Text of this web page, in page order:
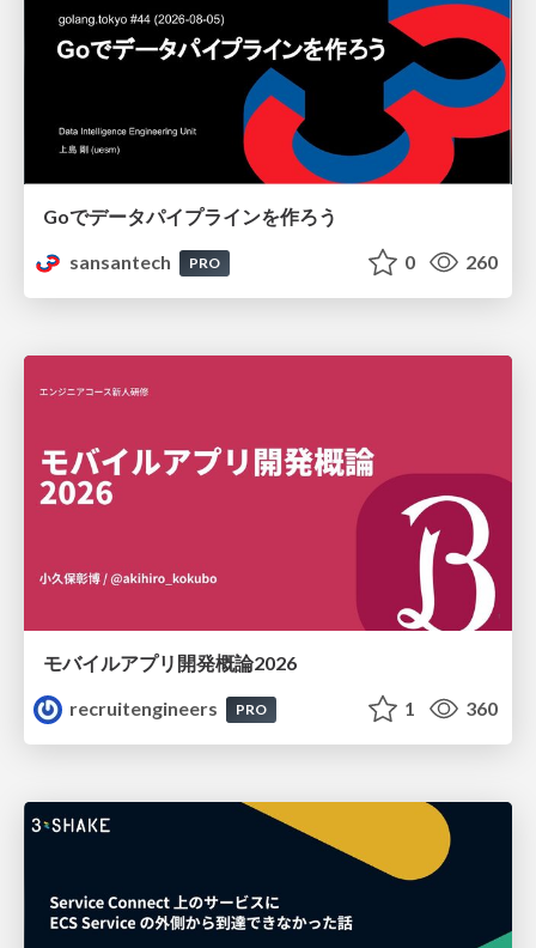
Goでデータパイプラインを作ろう
sansantech
PRO 0 260
モバイルアプリ開発概論2026
recruitengineers
PRO 1 360